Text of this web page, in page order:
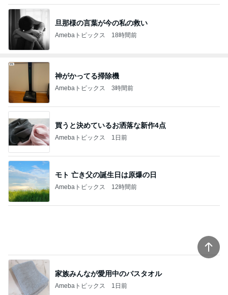
旦那様の言葉が今の私の救い
Amebaトピックス 18時間前
神がかってる掃除機
Amebaトピックス 3時間前
買うと決めているお洒落な新作4点
Amebaトピックス 1日前
モト 亡き父の誕生日は原爆の日
Amebaトピックス 12時間前
原田龍二 突然姿を現したキジに感激
Amebaトピックス 2日前